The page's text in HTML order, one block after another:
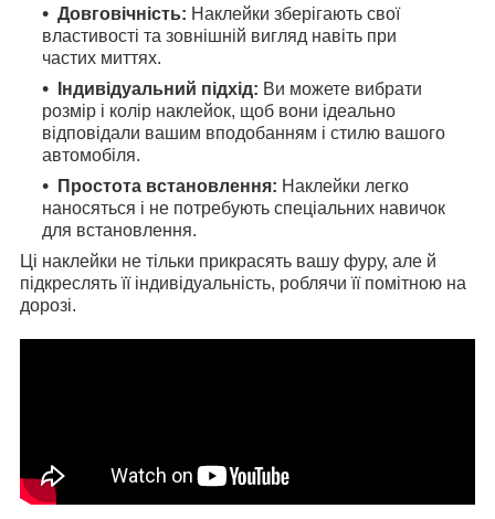
Довговічність: Наклейки зберігають свої
властивості та зовнішній вигляд навіть при
частих миттях.
Індивідуальний підхід: Ви можете вибрати
розмір і колір наклейок, щоб вони ідеально
відповідали вашим вподобанням і стилю вашого
автомобіля.
Простота встановлення: Наклейки легко
наносяться і не потребують спеціальних навичок
для встановлення.
Ці наклейки не тільки прикрасять вашу фуру, але й
підкреслять її індивідуальність, роблячи її помітною на
дорозі.